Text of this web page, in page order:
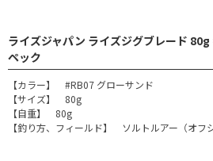
ライズジャパン ライズジグブレード
ペック
【カラー】 #RB07 グローサンド
【サイズ】 80g
【自重】 80g
【釣り方、フィールド】 ソルトルアー（オフ